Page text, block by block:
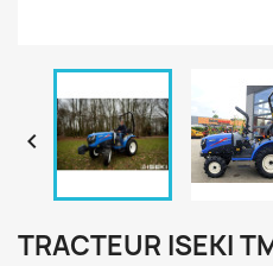

TRACTEUR ISEKI